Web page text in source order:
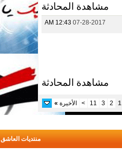
مشاهدة المحادثة
07-28-2017
12:43 AM
مشاهدة المحادثة
1
2
3
11
> الأخيرة »
منتديات العاشق